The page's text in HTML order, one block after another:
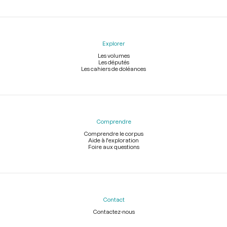
Explorer
Les volumes
Les députés
Les cahiers de doléances
Comprendre
Comprendre le corpus
Aide à l'exploration
Foire aux questions
Contact
Contactez-nous